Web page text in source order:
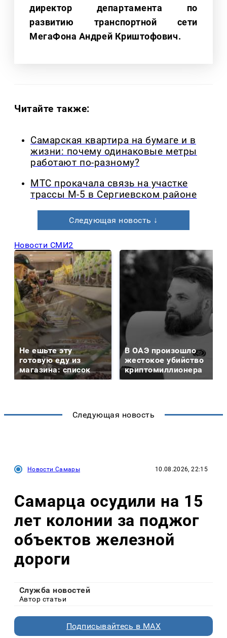
директор департамента по
развитию транспортной сети
МегаФона Андрей Криштофович.
Читайте также:
Самарская квартира на бумаге и в
жизни: почему одинаковые метры
работают по-разному?
МТС прокачала связь на участке
трассы М-5 в Сергиевском районе
Следующая новость ↓
Новости СМИ2
Не ешьте эту
готовую еду из
магазина: список
В ОАЭ произошло
жестокое убийство
криптомиллионера
Следующая новость
Новости Самары 10.08.2026, 22:15
Самарца осудили на 15
лет колонии за поджог
объектов железной
дороги
Служба новостей
Автор статьи
Подписывайтесь в MAX